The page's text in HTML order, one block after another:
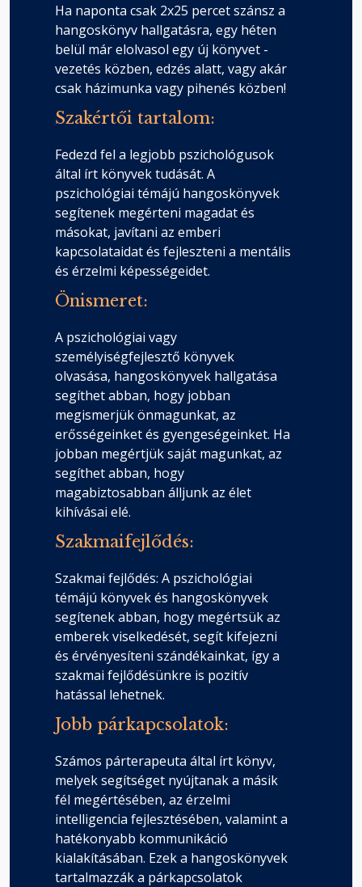
A KNS-sztori újraírása
Fejezet hossza: 00:05:17
Kapcsolati normák és közös
Fejezet hossza: 00:07:01
Az együttlét és az autonómia
egyensúlya
Fejezet hossza: 00:08:00
Konklúzió
Fejezet hossza: 00:03:55
Érzések és érzelmi állapotok
Fejezet hossza: 00:04:41
A szerzőről
Fejezet hossza: 00:00:52
Ha naponta csak 2x25 percet szánsz a
hangoskönyv hallgatásra, egy héten
belül már elolvasol egy új könyvet -
vezetés közben, edzés alatt, vagy akár
csak házimunka vagy pihenés közben!
Szakértői tartalom:
Fedezd fel a legjobb pszichológusok
által írt könyvek tudását. A
pszichológiai témájú hangoskönyvek
segítenek megérteni magadat és
másokat, javítani az emberi
kapcsolataidat és fejleszteni a mentális
és érzelmi képességeidet.
Önismeret:
A pszichológiai vagy
személyiségfejlesztő könyvek
olvasása, hangoskönyvek hallgatása
segíthet abban, hogy jobban
megismerjük önmagunkat, az
erősségeinket és gyengeségeinket. Ha
jobban megértjük saját magunkat, az
segíthet abban, hogy
magabiztosabban álljunk az élet
kihívásai elé.
Szakmaifejlődés:
Szakmai fejlődés: A pszichológiai
témájú könyvek és hangoskönyvek
segítenek abban, hogy megértsük az
emberek viselkedését, segít kifejezni
és érvényesíteni szándékainkat, így a
szakmai fejlődésünkre is pozitív
hatással lehetnek.
Jobb párkapcsolatok:
Számos párterapeuta által írt könyv,
melyek segítséget nyújtanak a másik
fél megértésében, az érzelmi
intelligencia fejlesztésében, valamint a
hatékonyabb kommunikáció
kialakításában. Ezek a hangoskönyvek
tartalmazzák a párkapcsolatok